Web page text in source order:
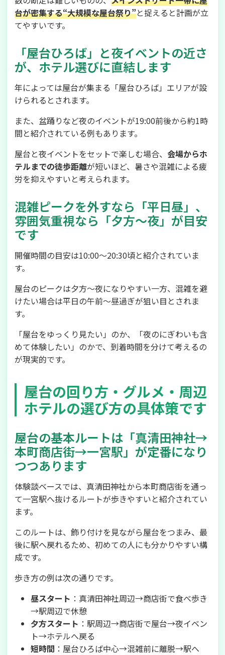
台が密集する“大規模な屋台祭り”と捉えると計画が立
てやすいです。
「屋台ひろば」と夜イベントの近さ
が、ホテル選びに直結します
年によっては屋台が集まる「屋台ひろば」エリアが設
けられるとされます。
また、盆踊りなど夜のイベントが19:00前後から約1時
間と紹介されている例もあります。
屋台と夜イベントをセットで楽しむ場合、 会場からホ
テルまでの徒歩距離が短いほど、暑さや混雑による疲
労を抑えやすいと考えられます。
混雑ピークを外すなら「平日昼」、
雰囲気重視なら「夕方〜夜」が目安
です
開催時間の目安は10:00〜20:30頃と紹介されていま
す。
屋台のピークは夕方〜夜になりやすい一方、混雑を避
けたい場合は平日の午前〜昼過ぎが狙い目とされま
す。
「屋台をゆっくり見たい」のか、「夜のにぎわいも含
めて体験したい」のかで、到着時間を分けて考えるの
が現実的です。
屋台の回り方・グルメ・周辺
ホテルの選び方の具体策です
屋台の基本ルートは「真清田神社→
本町商店街→一宮駅」が定番になり
つつあります
体験談ベースでは、真清田神社から本町商店街を通っ
て一宮駅へ抜けるルートが歩きやすいと紹介されてい
ます。
このルートは、飾り付けを見ながら屋台をつまみ、最
後に駅へ戻れるため、初めての人にも分かりやすい構
成です。
歩き方の例は次の通りです。
昼スタート ：真清田神社周辺→商店街で食べ歩き
→駅周辺で休憩
夕方スタート ：駅周辺→商店街で屋台→夜イベン
ト→ホテルへ戻る
短時間 ：屋台ひろば中心→混雑前に離脱→駅へ